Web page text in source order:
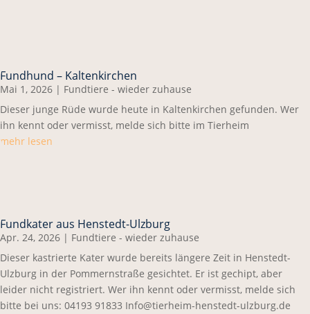
Fundhund – Kaltenkirchen
Mai 1, 2026 | Fundtiere - wieder zuhause
Dieser junge Rüde wurde heute in Kaltenkirchen gefunden. Wer
ihn kennt oder vermisst, melde sich bitte im Tierheim
mehr lesen
Fundkater aus Henstedt-Ulzburg
Apr. 24, 2026 | Fundtiere - wieder zuhause
Dieser kastrierte Kater wurde bereits längere Zeit in Henstedt-
Ulzburg in der Pommernstraße gesichtet. Er ist gechipt, aber
leider nicht registriert. Wer ihn kennt oder vermisst, melde sich
bitte bei uns: 04193 91833 Info@tierheim-henstedt-ulzburg.de